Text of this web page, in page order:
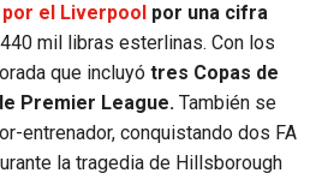
el Liverpool por una cifra
mil libras esterlinas. Con los
que incluyó tres Copas de
Premier League. También se
entrenador, conquistando dos FA
la tragedia de Hillsborough